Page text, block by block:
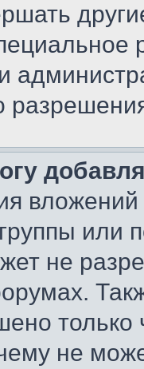
или
не
не